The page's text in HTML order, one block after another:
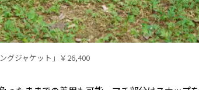
グジャケット」 ￥26,400